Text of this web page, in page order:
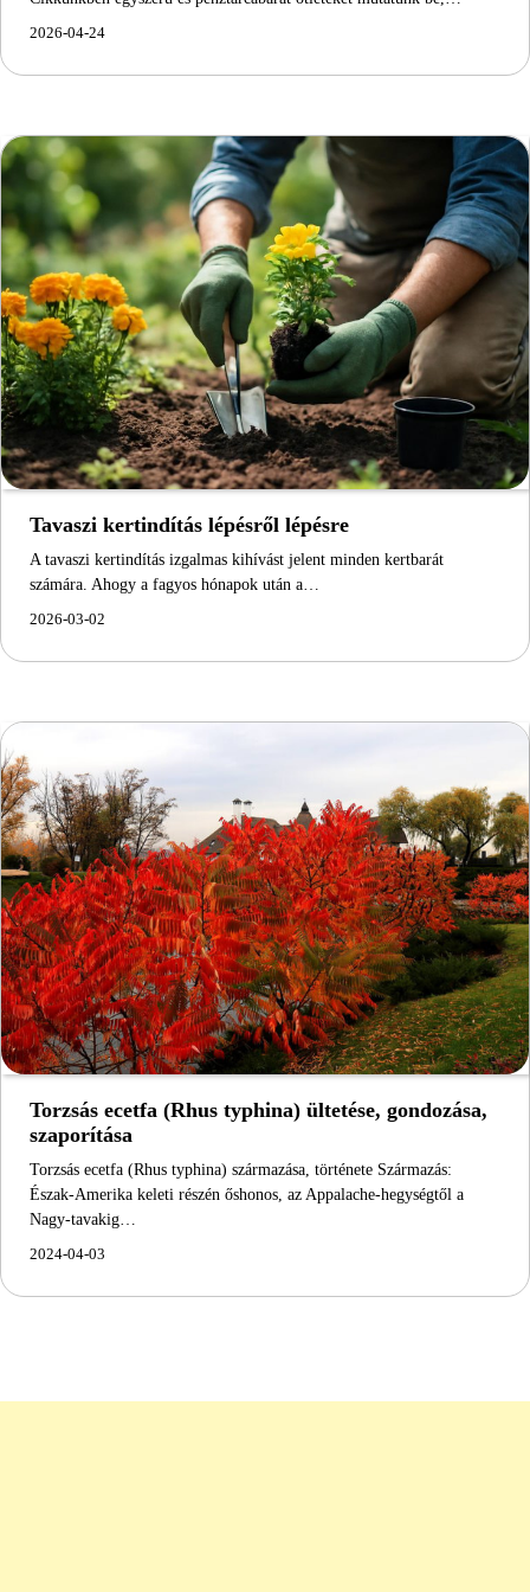
2026-04-24
Tavaszi kertindítás lépésről lépésre
A tavaszi kertindítás izgalmas kihívást jelent minden kertbarát
számára. Ahogy a fagyos hónapok után a…
2026-03-02
Torzsás ecetfa (Rhus typhina) ültetése, gondozása,
szaporítása
Torzsás ecetfa (Rhus typhina) származása, története Származás:
Észak-Amerika keleti részén őshonos, az Appalache-hegységtől a
Nagy-tavakig…
2024-04-03